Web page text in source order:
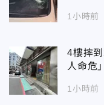
1小時前
4樓摔
人命危」
1小時前